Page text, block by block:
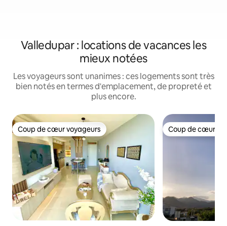
Valledupar : locations de vacances les
mieux notées
Les voyageurs sont unanimes : ces logements sont très
bien notés en termes d'emplacement, de propreté et
plus encore.
Coup de cœur voyageurs
Coup de cœur voyageurs Coup de cœur
Coup de cœur